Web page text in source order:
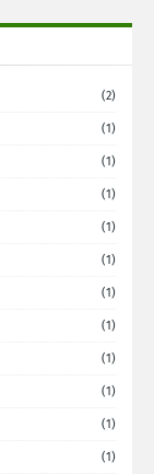
(2)
(1)
(1)
(1)
(1)
(1)
(1)
(1)
(1)
(1)
(1)
(1)